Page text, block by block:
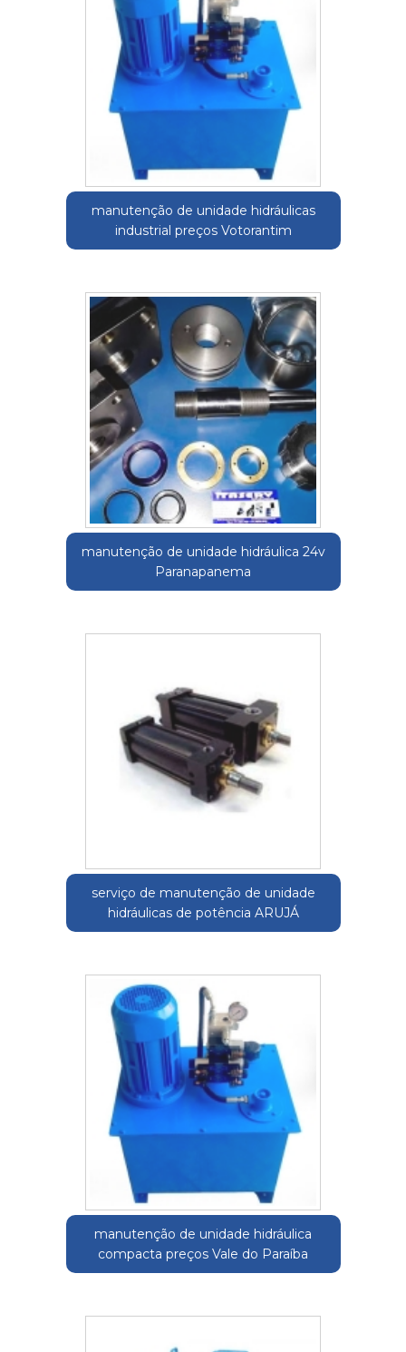
manutenção de unidade hidráulicas
industrial preços Votorantim
manutenção de unidade hidráulica 24v
Paranapanema
serviço de manutenção de unidade
hidráulicas de potência ARUJÁ
manutenção de unidade hidráulica
compacta preços Vale do Paraíba